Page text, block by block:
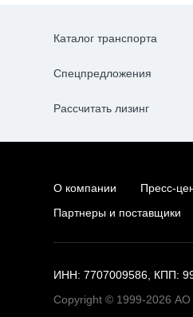
Каталог транспорта
Спецпредложения
Рассчитать лизинг
О компании Пресс-
Партнеры и поставщики
ИНН: 7707009586, КПП:
Copyright © 1999-2026 АО